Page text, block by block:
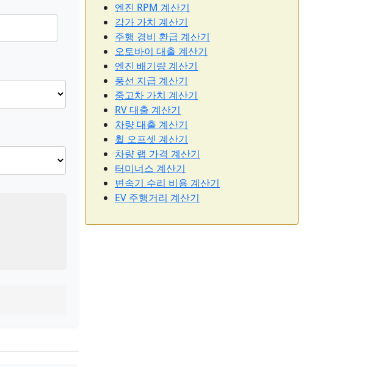
엔진 RPM 계산기
감가 가치 계산기
주행 경비 환급 계산기
오토바이 대출 계산기
엔진 배기량 계산기
풍선 지급 계산기
중고차 가치 계산기
RV 대출 계산기
차량 대출 계산기
휠 오프셋 계산기
차량 랩 가격 계산기
터미너스 계산기
변속기 수리 비용 계산기
EV 주행거리 계산기